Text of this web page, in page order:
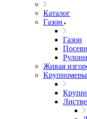
Каталог
Газон
Газон
Живая
Крупномеры